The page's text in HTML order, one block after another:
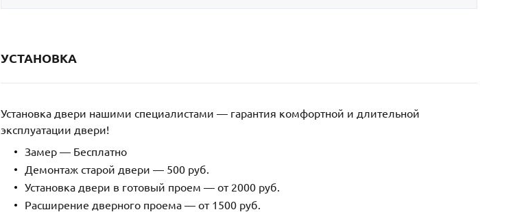
УСТАНОВКА
Установка двери нашими специалистами — гарантия комфортной и длительной
эксплуатации двери!
Замер — Бесплатно
Демонтаж старой двери — 500 руб.
Установка двери в готовый проем — от 2000 руб.
Расширение дверного проема — от 1500 руб.